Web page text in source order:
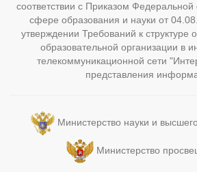
соответствии с Приказом
сфере образования и науки от
утверждении Требований к структуре
образовательной организации в
телекоммуникационной сети
представления
Министерство науки и
Министерство